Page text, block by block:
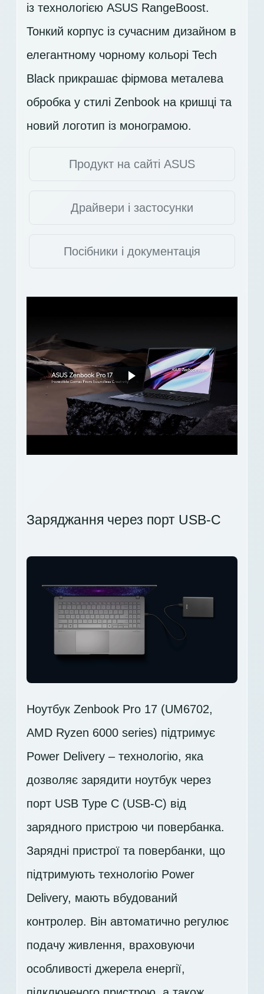
із технологією ASUS RangeBoost.
Тонкий корпус із сучасним дизайном в
елегантному чорному кольорі Tech
Black прикрашає фірмова металева
обробка у стилі Zenbook на кришці та
новий логотип із монограмою.
Продукт на сайті ASUS
Драйвери і застосунки
Посібники і документація
Заряджання через порт USB-C
Ноутбук Zenbook Pro 17 (UM6702,
AMD Ryzen 6000 series) підтримує
Power Delivery – технологію, яка
дозволяє зарядити ноутбук через
порт USB Type C (USB-C) від
зарядного пристрою чи повербанка.
Зарядні пристрої та повербанки, що
підтримують технологію Power
Delivery, мають вбудований
контролер. Він автоматично регулює
подачу живлення, враховуючи
особливості джерела енергії,